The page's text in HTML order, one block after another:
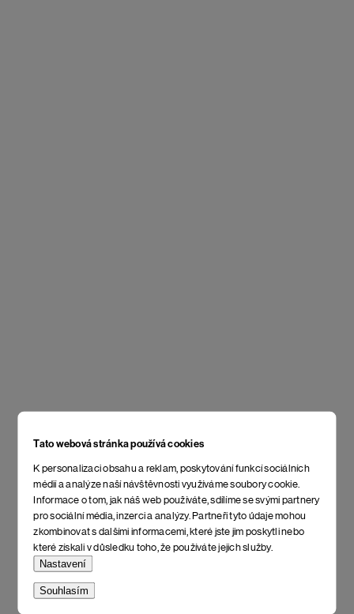
Tato webová stránka používá cookies
K personalizaci obsahu a reklam, poskytování funkcí sociálních
médií a analýze naší návštěvnosti využíváme soubory cookie.
Informace o tom, jak náš web používáte, sdílíme se svými partnery
pro sociální média, inzerci a analýzy. Partneři tyto údaje mohou
zkombinovat s dalšími informacemi, které jste jim poskytli nebo
které získali v důsledku toho, že používáte jejich služby.
Nastavení
Souhlasím